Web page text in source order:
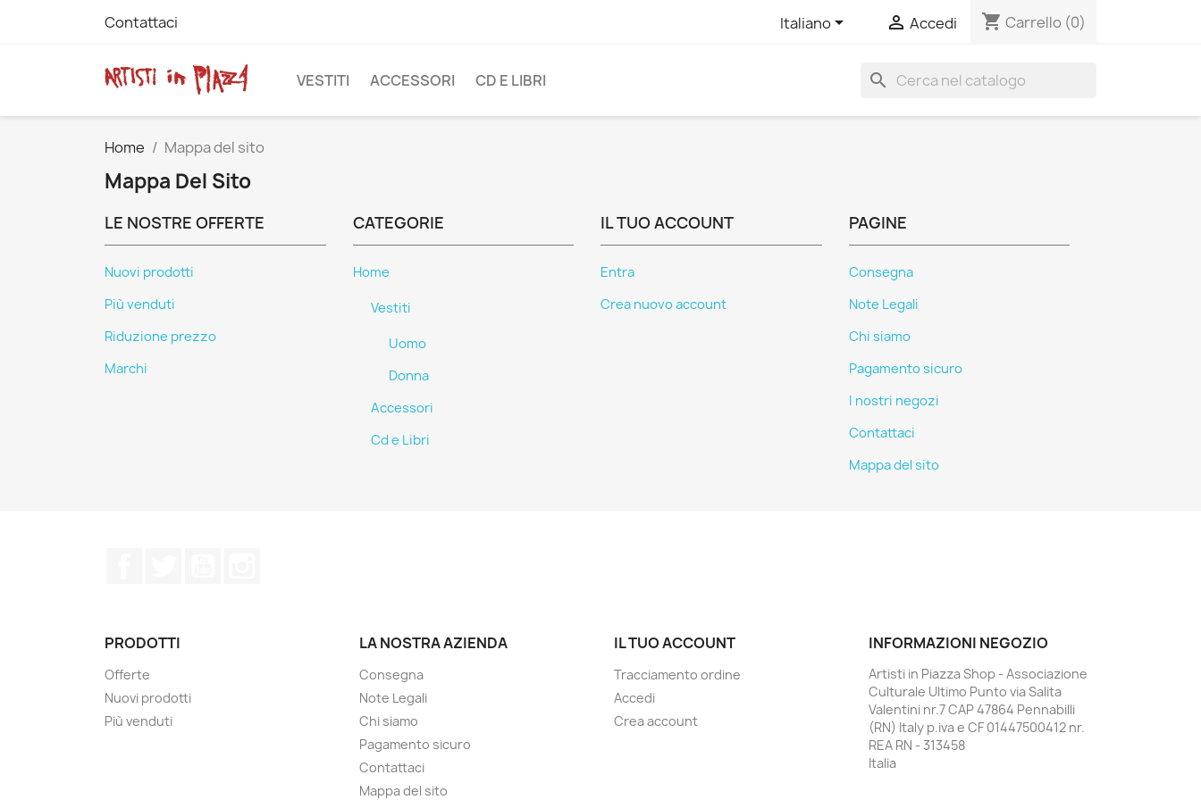
Contattaci Italiano  Accedi shopping_cart Carrello (0)
VESTITI ACCESSORI CD E LIBRI search
Home Mappa del sito
Mappa Del Sito
LE NOSTRE OFFERTE
Nuovi prodotti
Più venduti
Riduzione prezzo
Marchi
CATEGORIE
Home
Vestiti
Uomo
Donna
Accessori
Cd e Libri
IL TUO ACCOUNT
Entra
Crea nuovo account
PAGINE
Consegna
Note Legali
Chi siamo
Pagamento sicuro
I nostri negozi
Contattaci
Mappa del sito
PRODOTTI
Offerte
Nuovi prodotti
Più venduti
LA NOSTRA AZIENDA
Consegna
Note Legali
Chi siamo
Pagamento sicuro
Contattaci
Mappa del sito
IL TUO ACCOUNT
Tracciamento ordine
Accedi
Crea account
INFORMAZIONI NEGOZIO
Artisti in Piazza Shop - Associazione
Culturale Ultimo Punto via Salita
Valentini nr.7 CAP 47864 Pennabilli
(RN) Italy p.iva e CF 01447500412 nr.
REA RN - 313458
Italia